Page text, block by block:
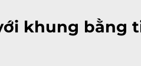
khung bằng